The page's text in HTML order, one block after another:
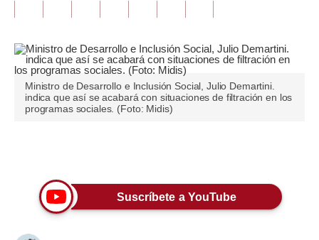
Plus G
Opinión
Editorial
Tendencias
Ministro de Desarrollo e Inclusión Social, Julio Demartini.
indica que así se acabará con situaciones de filtración en los
programas sociales. (Foto: Midis)
Suscríbete a YouTube